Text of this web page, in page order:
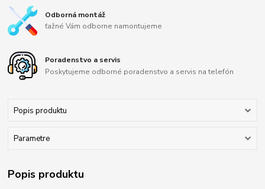
Odborná montáž
ťažné Vám odborne namontujeme
Poradenstvo a servis
Poskytujeme odborné poradenstvo a servis na telefón
Popis produktu
Parametre
Popis produktu